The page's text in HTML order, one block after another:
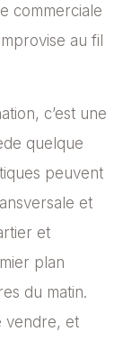
commerciale
au fil
c’est une
quelque
peuvent
et
et
plan
du matin.
vendre, et